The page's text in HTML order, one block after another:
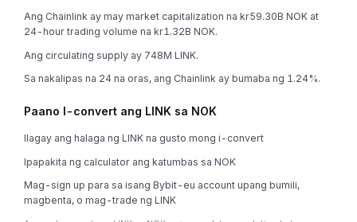
Ang Chainlink ay may market capitalization na kr59.30B NOK at
24-hour trading volume na kr1.32B NOK.
Ang circulating supply ay 748M LINK.
Sa nakalipas na 24 na oras, ang Chainlink ay bumaba ng 1.24%.
Paano I-convert ang LINK sa NOK
Ilagay ang halaga ng LINK na gusto mong i-convert
Ipapakita ng calculator ang katumbas sa NOK
Mag-sign up para sa isang Bybit-eu account upang bumili,
magbenta, o mag-trade ng LINK